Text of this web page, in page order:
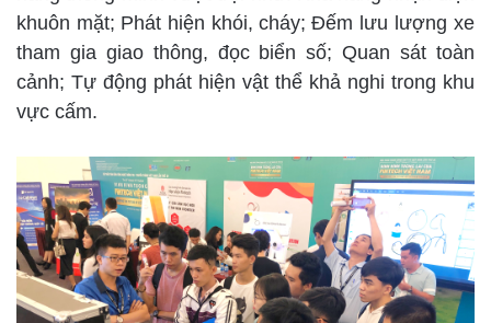
khuôn mặt; Phát hiện khói, cháy; Đếm lưu lượng xe
tham gia giao thông, đọc biển số; Quan sát toàn
cảnh; Tự động phát hiện vật thể khả nghi trong khu
vực cấm.